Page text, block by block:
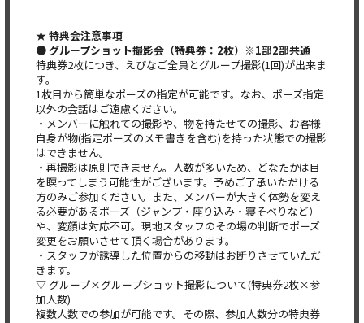
★ 特典会注意事項
● グループショット撮影会（特典券：2枚）※1部2部共通
特典券2枚につき、えびなご全員とグループ撮影(1回)が出来ま
す。
1枚目から簡単なポーズの指定が可能です。なお、ポーズ指定
以外の会話はご遠慮ください。
・メンバーに触れての撮影や、物を持たせての撮影、お客様
自身が物(指定ポーズのメモ書きを含む)を持った状態での撮影
はできません。
・再撮影は原則できません。人数が多いため、どなたかは目
を瞑ってしまう可能性がございます。予めご了承いただける
方のみご参加ください。また、メンバーが大きく体勢を変え
る必要があるポーズ（ジャンプ・座り込み・寝そべりなど）
や、変顔は対応不可。現地スタッフのその場の判断でポーズ
変更をお願いさせて頂く場合があります。
・スタッフが誘導した位置からの移動はお断りさせていただ
きます。
▽ グループ×グループショット撮影について(特典券2枚×参
加人数)
複数人数での参加が可能です。その際、参加人数分の特典券